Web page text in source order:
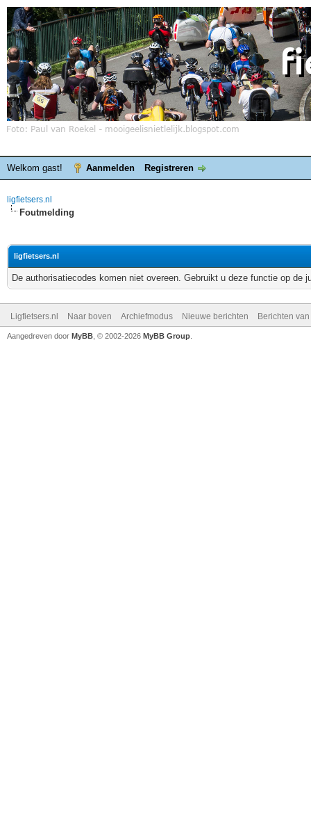
Welkom gast! Aanmelden Registreren
ligfietsers.nl
Foutmelding
ligfietsers.nl
De authorisatiecodes komen niet overeen. Gebruikt u deze functie op de
Ligfietsers.nl Naar boven Archiefmodus Nieuwe berichten Berichten
Aangedreven door MyBB , © 2002-2026 MyBB Group